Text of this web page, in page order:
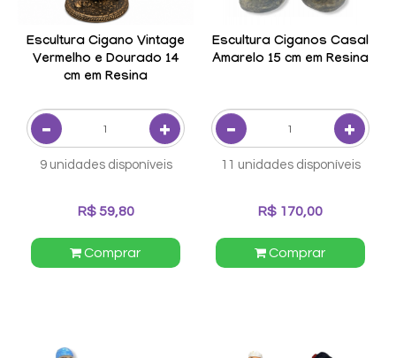
Escultura Cigano Vintage
Vermelho e Dourado 14
cm em Resina
9 unidades disponíveis
R$ 59,80
Comprar
Escultura Ciganos Casal
Amarelo 15 cm em Resina
11 unidades disponíveis
R$ 170,00
Comprar